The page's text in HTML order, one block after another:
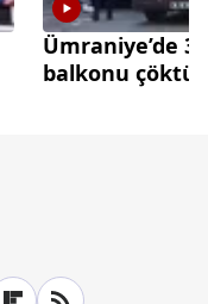
Ümraniye’de 3
balkonu çöktü